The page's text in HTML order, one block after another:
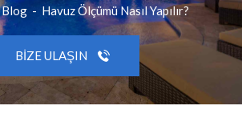
Blog - Havuz Ölçümü Nasıl Yapılır?
BIZE ULAŞIN